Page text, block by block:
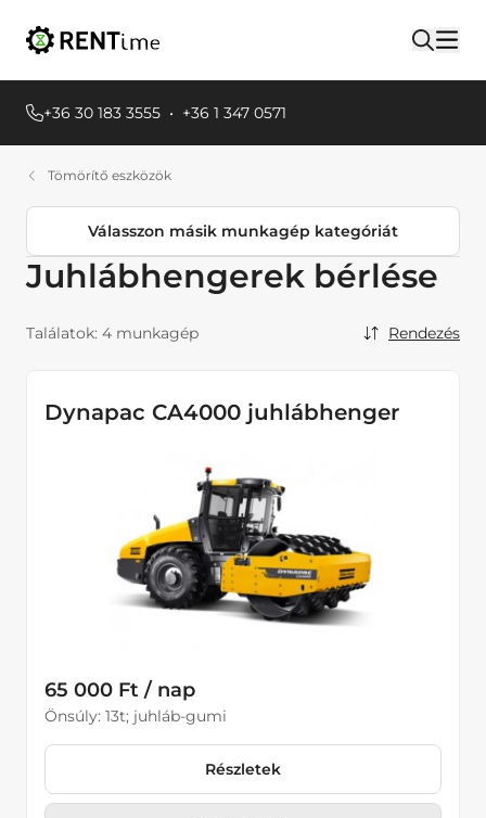
+36 30 183 3555 • +36 1 347 0571
Tömörítő eszközök
Válasszon másik munkagép kategóriát
Termékkategóriák
Áramfejlesztők
Kompresszorok
Lapvibrátorok
Padkahengerek
Juhlábhengerek bérlése
Találatok: 4 munkagép Rendezés
Dynapac CA4000 juhlábhenger
65 000 Ft / nap
Önsúly: 13t; juhláb-gumi
Részletek